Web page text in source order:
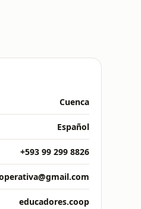
Cuenca
Español
+593 99 299 8826
educadores.coop